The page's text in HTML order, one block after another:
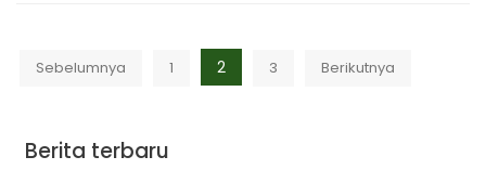
Paginasi
Sebelumnya 1 2 3 Berikutnya
Berita terbaru